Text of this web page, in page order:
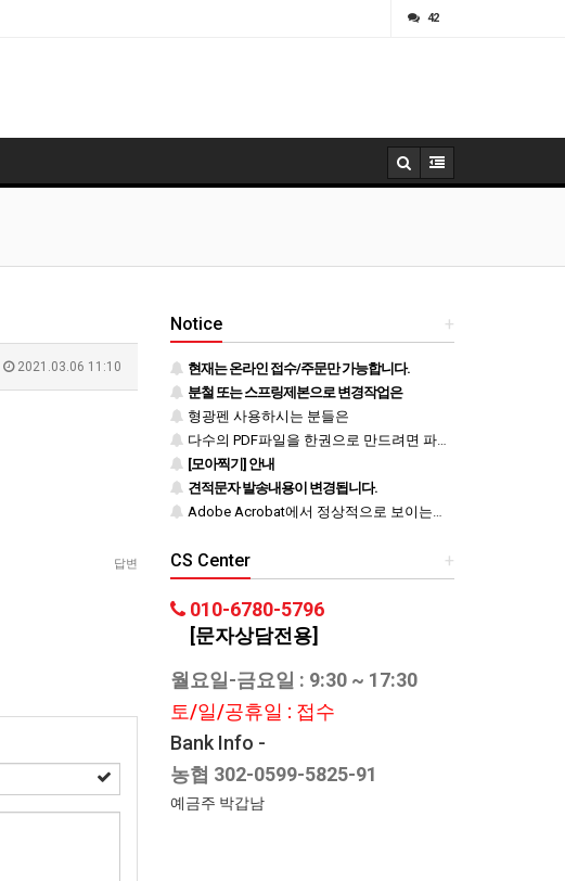
42
2021.03.06 11:10
답변
+
Notice
현재는 온라인 접수/주문만 가능합니다.
분철 또는 스프링제본으로 변경작업은
형광펜 사용하시는 분들은
다수의 PDF파일을 한권으로 만드려면 파일을 하나로 병합 후 등록하시기 바랍니다.
[모아찍기] 안내
견적문자 발송내용이 변경됩니다.
Adobe Acrobat에서 정상적으로 보이는지 반드시 확인하시기 바랍니다.
+
CS Center
010-6780-5796
[문자상담전용]
월요일-금요일 : 9:30 ~ 17:30
토/일/공휴일 : 접수
Bank Info -
농협 302-0599-5825-91
예금주 박갑남